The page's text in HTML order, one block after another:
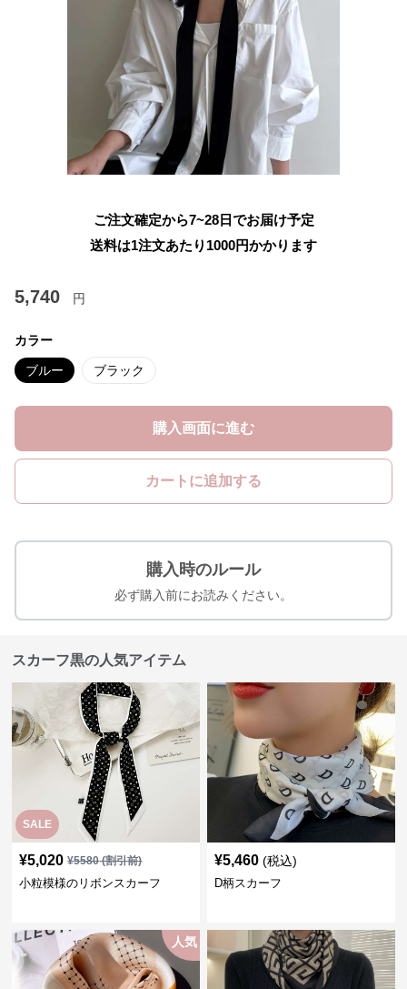
ご注文確定から7~28日でお届け予定
送料は1注文あたり 1000円かかります
5,740 円
カラー
ブルー ブラック
購入画面に進む
カートに追加する
購入時のルール
必ず購入前にお読みください。
スカーフ黒の人気アイテム
SALE
¥5,020 ¥5580(割引前)
小粒模様のリボンスカーフ
¥5,460 (税込)
D柄スカーフ
人気